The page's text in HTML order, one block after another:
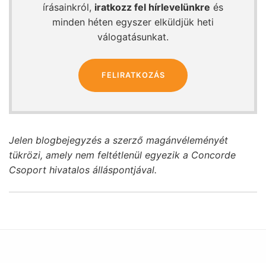
írásainkról, iratkozz fel hírlevelünkre és
minden héten egyszer elküldjük heti
válogatásunkat.
FELIRATKOZÁS
Jelen blogbejegyzés a szerző magánvéleményét
tükrözi, amely nem feltétlenül egyezik a Concorde
Csoport hivatalos álláspontjával.